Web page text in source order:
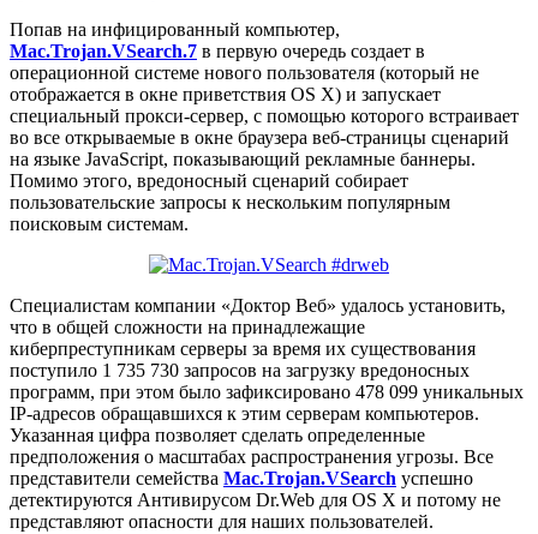
Попав на инфицированный компьютер,
Mac.Trojan.VSearch.7 в первую очередь создает в
операционной системе нового пользователя (который не
отображается в окне приветствия OS X) и запускает
специальный прокси-сервер, с помощью которого встраивает
во все открываемые в окне браузера веб-страницы сценарий
на языке JavaScript, показывающий рекламные баннеры.
Помимо этого, вредоносный сценарий собирает
пользовательские запросы к нескольким популярным
поисковым системам.
Специалистам компании «Доктор Веб» удалось установить,
что в общей сложности на принадлежащие
киберпреступникам серверы за время их существования
поступило 1 735 730 запросов на загрузку вредоносных
программ, при этом было зафиксировано 478 099 уникальных
IP-адресов обращавшихся к этим серверам компьютеров.
Указанная цифра позволяет сделать определенные
предположения о масштабах распространения угрозы. Все
представители семейства Mac.Trojan.VSearch успешно
детектируются Антивирусом Dr.Web для OS X и потому не
представляют опасности для наших пользователей.